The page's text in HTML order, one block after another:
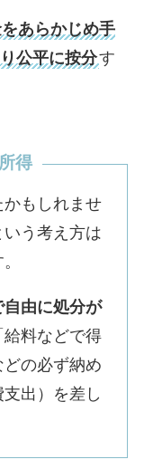
あらかじめ手
公平に按分す
得
もしれませ
う考え方は
自由に処分が
給料などで得
の必ず納め
出）を差し